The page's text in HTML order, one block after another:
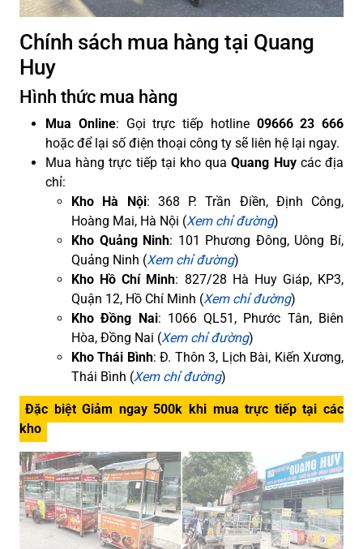
Chính sách mua hàng tại Quang
Huy
Hình thức mua hàng
Mua Online: Gọi trực tiếp hotline 09666 23 666
hoặc để lại số điện thoại công ty sẽ liên hệ lại ngay.
Mua hàng trực tiếp tại kho quaQuang Huycác địa
chỉ:
Kho Hà Nội: 368 P. Trần Điền, Định Công,
Hoàng Mai, Hà Nội (Xem chỉ đường)
Kho Quảng Ninh: 101 Phương Đông, Uông Bí,
Quảng Ninh (Xem chỉ đường)
Kho Hồ Chí Minh: 827/28 Hà Huy Giáp, KP3,
Quận 12, Hồ Chí Minh (Xem chỉ đường)
Kho Đồng Nai: 1066 QL51, Phước Tân, Biên
Hòa, Đồng Nai (Xem chỉ đường)
Kho Thái Bình: Đ. Thôn 3, Lịch Bài, Kiến Xương,
Thái Bình (Xem chỉ đường)
Đặc biệt Giảm ngay 500k khi mua trực tiếp tại các
kho